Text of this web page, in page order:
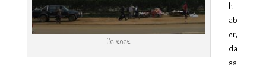
Antenne
h
ab
er,
da
ss